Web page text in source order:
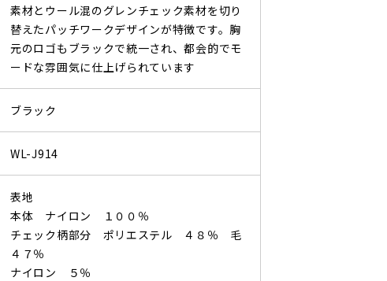
素材とウール混のグレンチェック素材を切り
替えたパッチワークデザインが特徴です。胸
元のロゴもブラックで統一され、都会的でモ
ードな雰囲気に仕上げられています
ブラック
WL-J914
表地
本体 ナイロン １００％
チェック柄部分 ポリエステル ４８％ 毛
４７％
ナイロン ５％